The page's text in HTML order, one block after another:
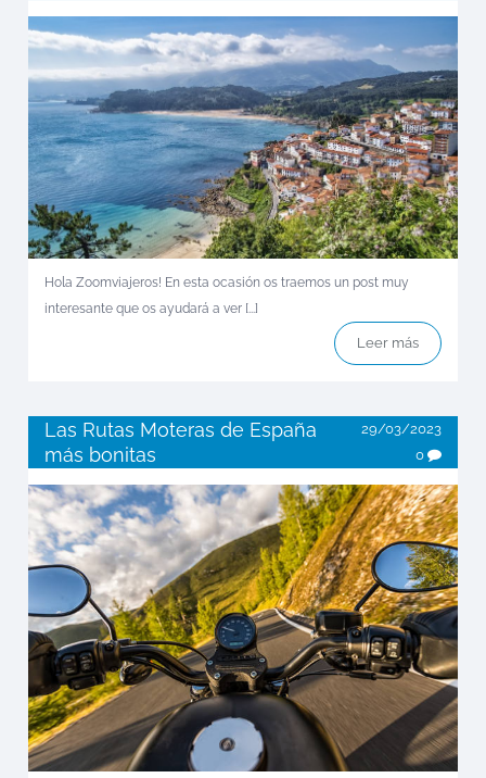
Hola Zoomviajeros! En esta ocasión os traemos un post muy
interesante que os ayudará a ver [...]
Leer más
Las Rutas Moteras de España
más bonitas
29/03/2023
0